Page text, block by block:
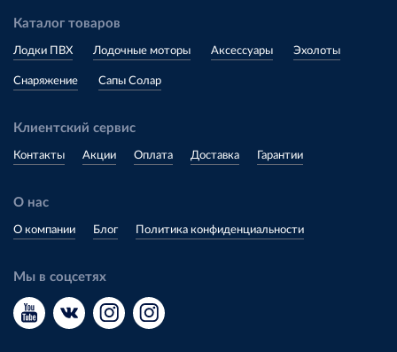
Каталог товаров
Лодки ПВХ Лодочные моторы Аксессуары Эхолоты
Снаряжение Сапы Солар
Клиентский сервис
Контакты Акции Оплата Доставка Гарантии
О нас
О компании Блог Политика конфиденциальности
Мы в соцсетях